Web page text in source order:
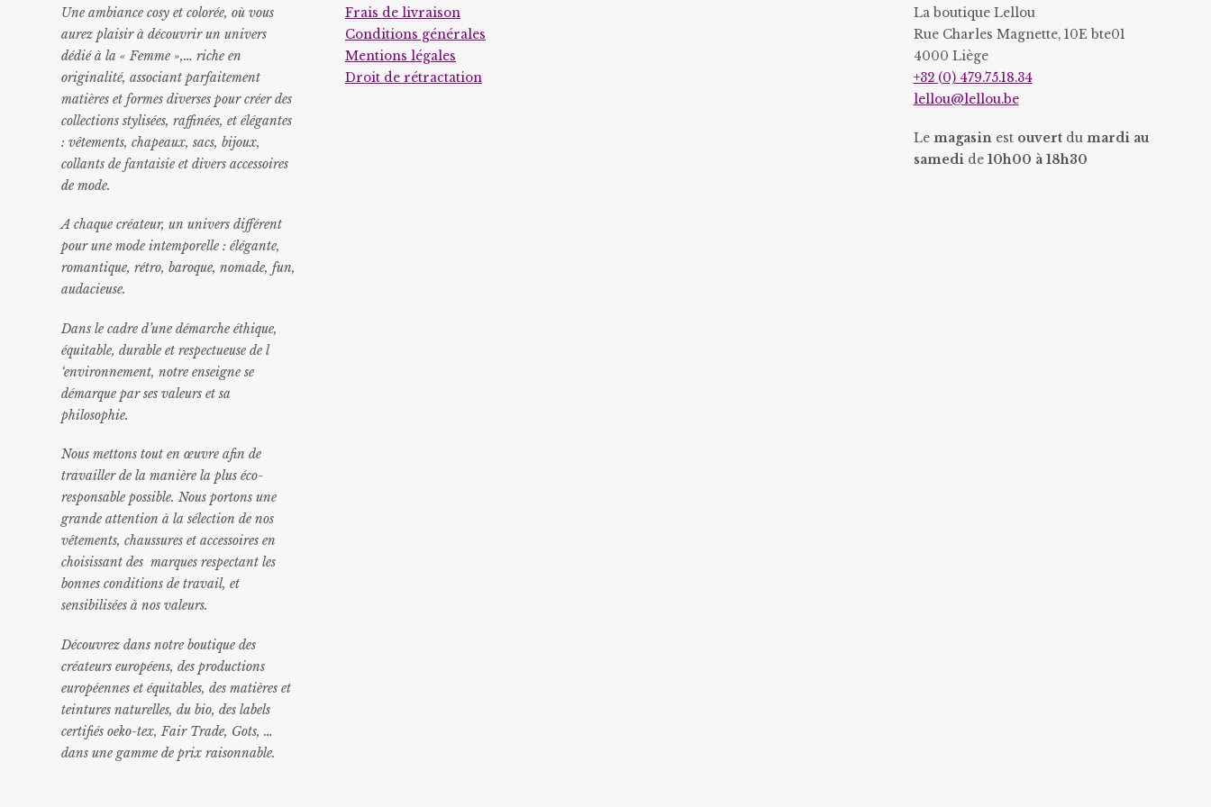
page
du
produit
Une ambiance cosy et colorée, où vous
aurez plaisir à découvrir un univers
dédié à la « Femme »,… riche en
originalité, associant parfaitement
matières et formes diverses pour créer des
collections stylisées, raffinées, et élégantes
: vêtements, chapeaux, sacs, bijoux,
collants de fantaisie et divers accessoires
de mode.
A chaque créateur, un univers différent
pour une mode intemporelle : élégante,
romantique, rétro, baroque, nomade, fun,
audacieuse.
Dans le cadre d’une démarche éthique,
équitable, durable et respectueuse de l
‘environnement, notre enseigne se
démarque par ses valeurs et sa
philosophie.
Nous mettons tout en œuvre afin de
travailler de la manière la plus éco-
responsable possible. Nous portons une
grande attention à la sélection de nos
vêtements, chaussures et accessoires en
choisissant des marques respectant les
bonnes conditions de travail, et
sensibilisées à nos valeurs.
Découvrez dans notre boutique des
créateurs européens, des productions
européennes et équitables, des matières et
teintures naturelles, du bio, des labels
certifiés oeko-tex, Fair Trade, Gots, …
dans une gamme de prix raisonnable.
Frais de livraison
Conditions générales
Mentions légales
Droit de rétractation
La boutique Lellou
Rue Charles Magnette, 10E bte01
4000 Liège
+32 (0) 479.75.18.34
lellou@lellou.be
Le magasinest ouvertdu mardi au
samedide 10h00 à 18h30